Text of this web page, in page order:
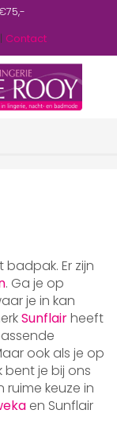
| Contact
Er zijn
. Ga je op
je in kan
Sunflairheeft
ook als je op
je bij ons
keuze in
en Sunflair